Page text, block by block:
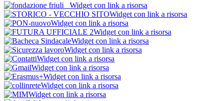
Widget con link a risorsa
Widget con link a risorsa
Widget con link a risorsa
Widget con link a risorsa
Widget con link a risorsa
Widget con link a risorsa
Widget con link a risorsa
Widget con link a risorsa
Widget con link a risorsa
Widget con link a risorsa
Widget con link a risorsa